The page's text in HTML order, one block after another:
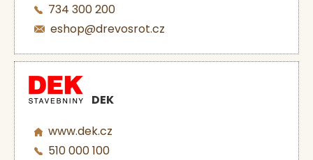
734 300 200
eshop@drevosrot.cz
DEK
www.dek.cz
510 000 100